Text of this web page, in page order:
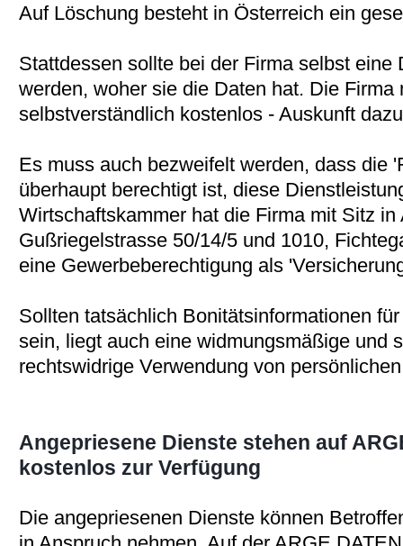
Auf Löschung besteht in Österreich ein
Stattdessen sollte bei der Firma selbst eine
werden, woher sie die Daten hat. Die
selbstverständlich kostenlos - Auskunft
Es muss auch bezweifelt werden, dass die
überhaupt berechtigt ist, diese
Wirtschaftskammer hat die Firma mit Sitz in
Gußriegelstrasse 50/14/5 und 1010,
eine Gewerbeberechtigung als
Sollten tatsächlich Bonitätsinformationen
sein, liegt auch eine widmungsmäßige und
rechtswidrige Verwendung von
Angepriesene Dienste stehen auf
kostenlos zur Verfügung
Die angepriesenen Dienste können